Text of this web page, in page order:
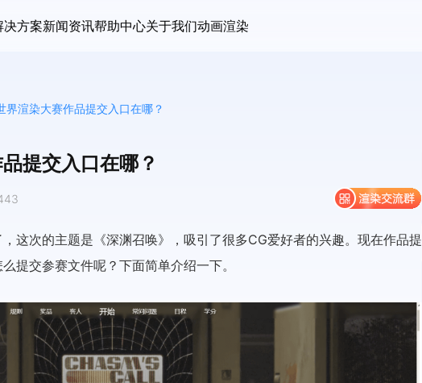
决方案新闻资讯帮助中心关于我们动画渲染
界渲染大赛作品提交入口在哪？
提交入口在哪？
这次的主题是《深渊召唤》，吸引了很多CG爱好者的兴趣。现在作品提
提交参赛文件呢？下面简单介绍一下。